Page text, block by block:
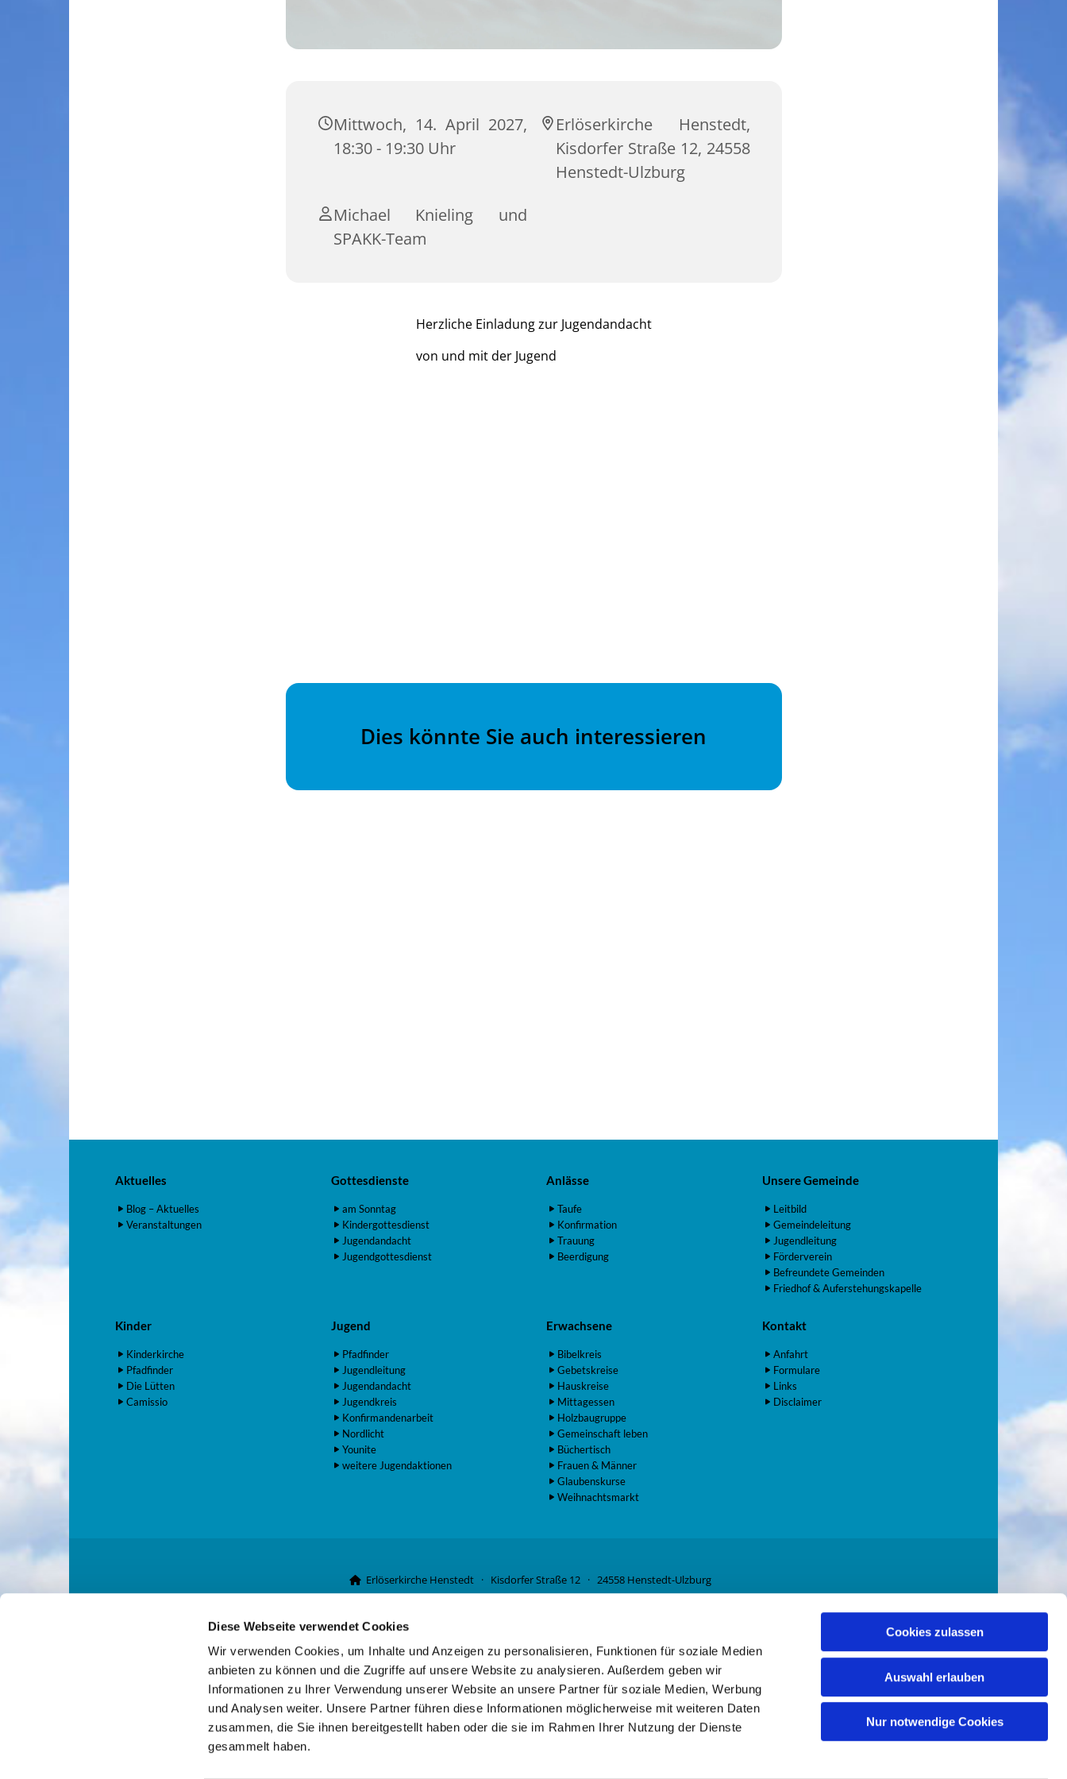
Diese Webseite verwendet Cookies
Wir verwenden Cookies, um Inhalte und Anzeigen zu personalisieren, Funktionen für soziale Medien
anbieten zu können und die Zugriffe auf unsere Website zu analysieren. Außerdem geben wir
Informationen zu Ihrer Verwendung unserer Website an unsere Partner für soziale Medien, Werbung
und Analysen weiter. Unsere Partner führen diese Informationen möglicherweise mit weiteren Daten
zusammen, die Sie ihnen bereitgestellt haben oder die sie im Rahmen Ihrer Nutzung der Dienste
gesammelt haben.
Cookies zulassen
Auswahl erlauben
Nur notwendige Cookies
Mittwoch, 14. April 2027,
18:30 - 19:30 Uhr
Erlöserkirche Henstedt,
Kisdorfer Straße 12, 24558
Henstedt-Ulzburg
Michael Knieling und
SPAKK-Team
Herzliche Einladung zur Jugendandacht
von und mit der Jugend
Dies könnte Sie auch interessieren
Aktuelles
Blog – Aktuelles
Veranstaltungen
Gottesdienste
am Sonntag
Kindergottesdienst
Jugendandacht
Jugendgottesdienst
Anlässe
Taufe
Konfirmation
Trauung
Beerdigung
Unsere Gemeinde
Leitbild
Gemeindeleitung
Jugendleitung
Förderverein
Befreundete Gemeinden
Friedhof & Auferstehungskapelle
Kinder
Kinderkirche
Pfadfinder
Die Lütten
Camissio
Jugend
Pfadfinder
Jugendleitung
Jugendandacht
Jugendkreis
Konfirmandenarbeit
Nordlicht
Younite
weitere Jugendaktionen
Erwachsene
Bibelkreis
Gebetskreise
Hauskreise
Mittagessen
Holzbaugruppe
Gemeinschaft leben
Büchertisch
Frauen & Männer
Glaubenskurse
Weihnachtsmarkt
Kontakt
Anfahrt
Formulare
Links
Disclaimer
 Erlöserkirche Henstedt · Kisdorfer Straße 12 · 24558 Henstedt-Ulzburg
Gemeindekonto: Evangelische Bank · DE07 5206 0410 5006 4634 01 · Kontoinhaber: Kirchenkreis Altholstein
Kontaktinformationen·Impressum